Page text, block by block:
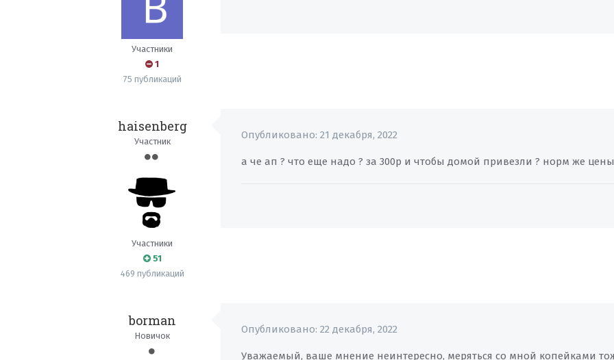
Участники
1
75 публикаций
haisenberg
Участник
Участники
51
469 публикаций
Опубликовано:21 декабря, 2022
а че ап ? что еще надо ? за 300р и чтобы домой привезли ? норм же
borman
Новичок
Опубликовано:22 декабря, 2022
Уважаемый, ваше мнение неинтересно, меряться со мной копейками